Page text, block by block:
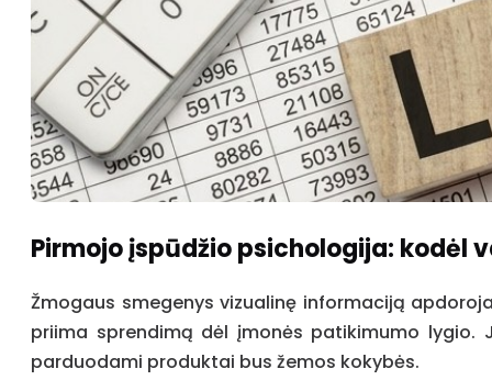
Pirmojo įspūdžio psichologija: kodėl
Žmogaus smegenys vizualinę informaciją
priima sprendimą dėl įmonės patikimumo
parduodami produktai bus žemos kokybės.